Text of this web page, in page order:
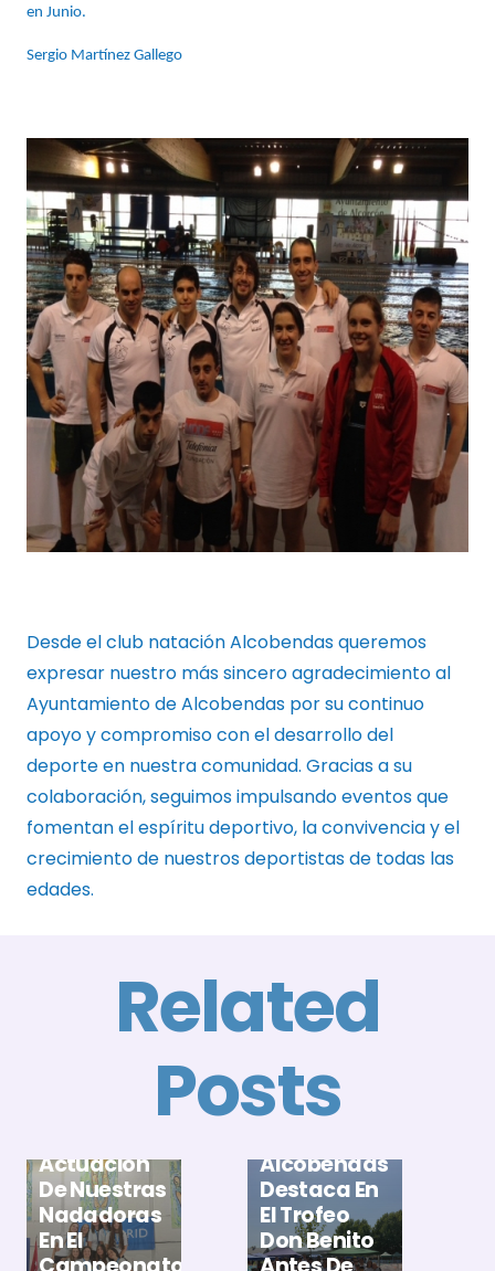
en Junio.
Sergio Martínez Gallego
Desde el club natación Alcobendas queremos
expresar nuestro más sincero agradecimiento al
Ayuntamiento de Alcobendas por su continuo
apoyo y compromiso con el desarrollo del
deporte en nuestra comunidad. Gracias a su
colaboración, seguimos impulsando eventos que
fomentan el espíritu deportivo, la convivencia y el
crecimiento de nuestros deportistas de todas las
edades.
Related
Posts
Actuación
De Nuestras
Nadadoras
En El
El Club
Alcobendas
Destaca En
El Trofeo
Don Benito